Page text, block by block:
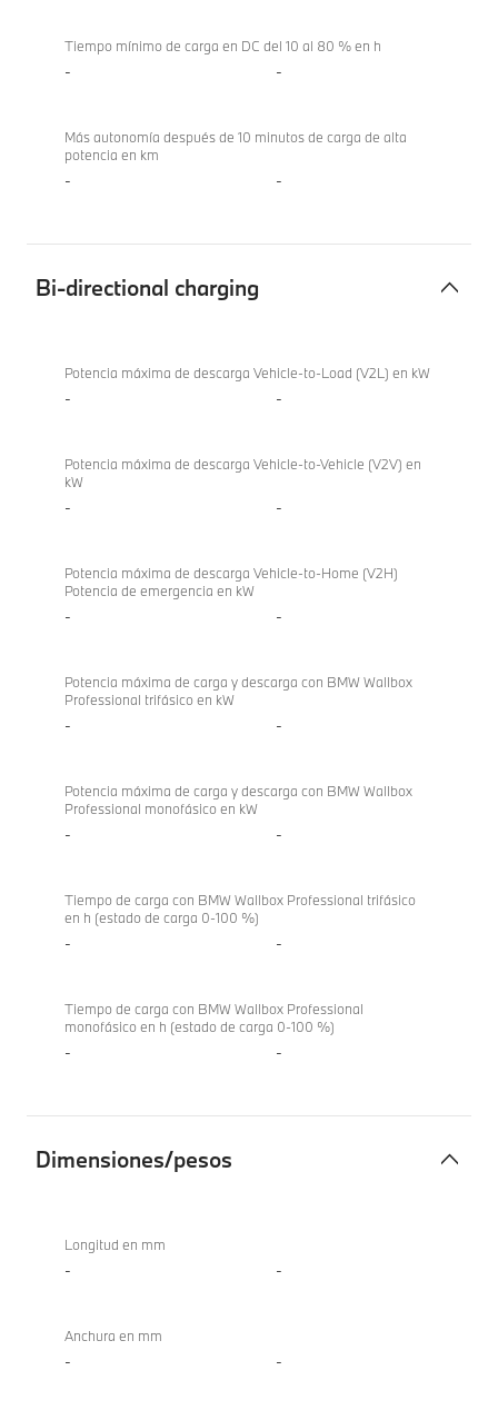
Tiempo mínimo de carga en DC del 10 al 80 % en h
- -
Más autonomía después de 10 minutos de carga de alta
potencia en km
- -
Bi-directional charging
directional
charging
Potencia máxima de descarga Vehicle-to-Load (V2L) en kW
- -
Potencia máxima de descarga Vehicle-to-Vehicle (V2V) en
kW
- -
Potencia máxima de descarga Vehicle-to-Home (V2H)
Potencia de emergencia en kW
- -
Potencia máxima de carga y descarga con BMW Wallbox
Professional trifásico en kW
- -
Potencia máxima de carga y descarga con BMW Wallbox
Professional monofásico en kW
- -
Tiempo de carga con BMW Wallbox Professional trifásico
en h (estado de carga 0-100 %)
- -
Tiempo de carga con BMW Wallbox Professional
monofásico en h (estado de carga 0-100 %)
- -
Dimensiones/pesos
Longitud en mm
- -
Anchura en mm
- -